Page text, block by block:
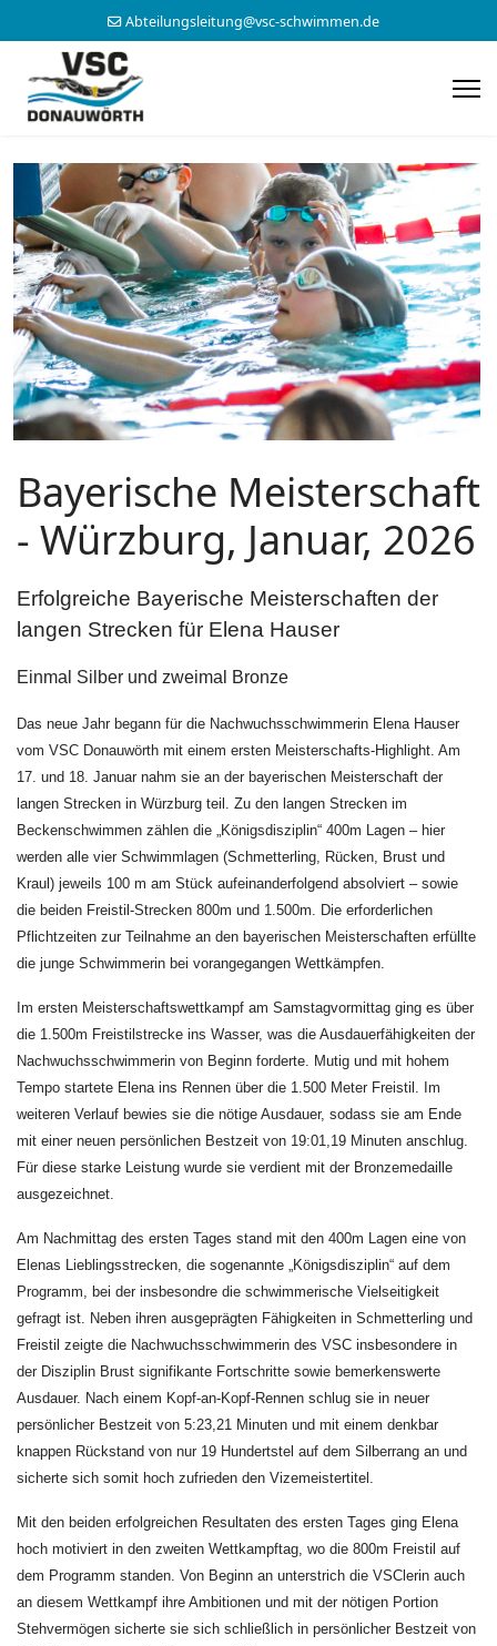
Abteilungsleitung@vsc-schwimmen.de
Bayerische Meisterschaft
- Würzburg, Januar, 2026
Erfolgreiche Bayerische Meisterschaften der
langen Strecken für Elena Hauser
Einmal Silber und zweimal Bronze
Das neue Jahr begann für die Nachwuchsschwimmerin Elena Hauser
vom VSC Donauwörth mit einem ersten Meisterschafts-Highlight. Am
17. und 18. Januar nahm sie an der bayerischen Meisterschaft der
langen Strecken in Würzburg teil. Zu den langen Strecken im
Beckenschwimmen zählen die „Königsdisziplin“ 400m Lagen – hier
werden alle vier Schwimmlagen (Schmetterling, Rücken, Brust und
Kraul) jeweils 100 m am Stück aufeinanderfolgend absolviert – sowie
die beiden Freistil-Strecken 800m und 1.500m. Die erforderlichen
Pflichtzeiten zur Teilnahme an den bayerischen Meisterschaften erfüllte
die junge Schwimmerin bei vorangegangen Wettkämpfen.
Im ersten Meisterschaftswettkampf am Samstagvormittag ging es über
die 1.500m Freistilstrecke ins Wasser, was die Ausdauerfähigkeiten der
Nachwuchsschwimmerin von Beginn forderte. Mutig und mit hohem
Tempo startete Elena ins Rennen über die 1.500 Meter Freistil. Im
weiteren Verlauf bewies sie die nötige Ausdauer, sodass sie am Ende
mit einer neuen persönlichen Bestzeit von 19:01,19 Minuten anschlug.
Für diese starke Leistung wurde sie verdient mit der Bronzemedaille
ausgezeichnet.
Am Nachmittag des ersten Tages stand mit den 400m Lagen eine von
Elenas Lieblingsstrecken, die sogenannte „Königsdisziplin“ auf dem
Programm, bei der insbesondre die schwimmerische Vielseitigkeit
gefragt ist. Neben ihren ausgeprägten Fähigkeiten in Schmetterling und
Freistil zeigte die Nachwuchsschwimmerin des VSC insbesondere in
der Disziplin Brust signifikante Fortschritte sowie bemerkenswerte
Ausdauer. Nach einem Kopf-an-Kopf-Rennen schlug sie in neuer
persönlicher Bestzeit von 5:23,21 Minuten und mit einem denkbar
knappen Rückstand von nur 19 Hundertstel auf dem Silberrang an und
sicherte sich somit hoch zufrieden den Vizemeistertitel.
Mit den beiden erfolgreichen Resultaten des ersten Tages ging Elena
hoch motiviert in den zweiten Wettkampftag, wo die 800m Freistil auf
dem Programm standen. Von Beginn an unterstrich die VSClerin auch
an diesem Wettkampf ihre Ambitionen und mit der nötigen Portion
Stehvermögen sicherte sie sich schließlich in persönlicher Bestzeit von